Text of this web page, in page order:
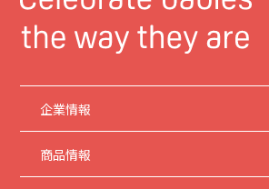
企業情報
商品情報